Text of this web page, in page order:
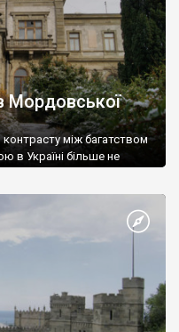
Мордовської
між багатством
в Україні більше не